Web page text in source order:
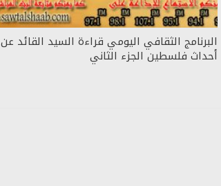
البرنامج الثقافي اليومي قراءة السيد القائد عن
أحداث فلسطين الجزء الثاني